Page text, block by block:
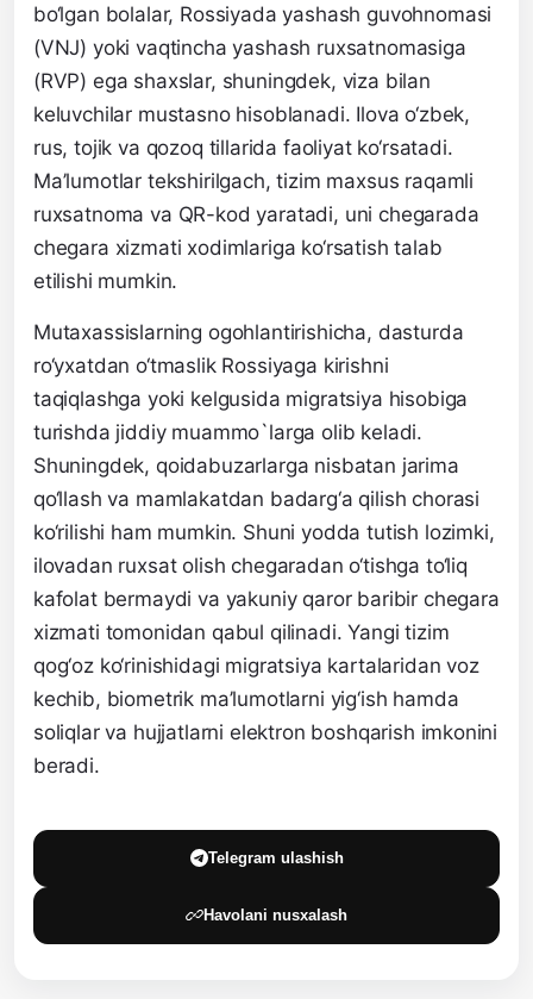
bo‘lgan bolalar, Rossiyada yashash guvohnomasi
(VNJ) yoki vaqtincha yashash ruxsatnomasiga
(RVP) ega shaxslar, shuningdek, viza bilan
keluvchilar mustasno hisoblanadi. Ilova o‘zbek,
rus, tojik va qozoq tillarida faoliyat ko‘rsatadi.
Ma’lumotlar tekshirilgach, tizim maxsus raqamli
ruxsatnoma va QR-kod yaratadi, uni chegarada
chegara xizmati xodimlariga ko‘rsatish talab
etilishi mumkin.
Mutaxassislarning ogohlantirishicha, dasturda
ro‘yxatdan o‘tmaslik Rossiyaga kirishni
taqiqlashga yoki kelgusida migratsiya hisobiga
turishda jiddiy muammo`larga olib keladi.
Shuningdek, qoidabuzarlarga nisbatan jarima
qo‘llash va mamlakatdan badarg‘a qilish chorasi
ko‘rilishi ham mumkin. Shuni yodda tutish lozimki,
ilovadan ruxsat olish chegaradan o‘tishga to‘liq
kafolat bermaydi va yakuniy qaror baribir chegara
xizmati tomonidan qabul qilinadi. Yangi tizim
qog‘oz ko‘rinishidagi migratsiya kartalaridan voz
kechib, biometrik ma’lumotlarni yig‘ish hamda
soliqlar va hujjatlarni elektron boshqarish imkonini
beradi.
Telegram ulashish
Havolani nusxalash